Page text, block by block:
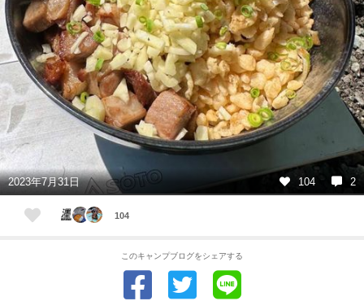
2023年7月31日 104 2
104
このキャンプブログをシェアする